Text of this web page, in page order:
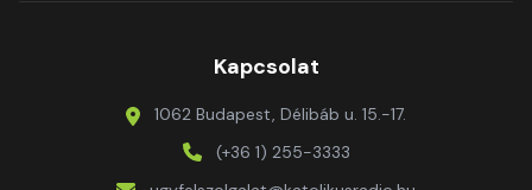
Kapcsolat
1062 Budapest, Délibáb u. 15.-17.
(+36 1) 255-3333